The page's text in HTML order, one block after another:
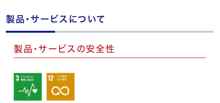
製品・サービスについて
製品・サービスの安全性